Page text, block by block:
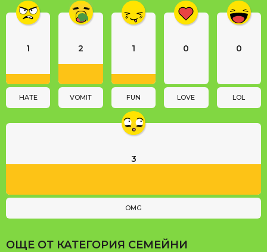
n
o
1
HATE
2
VOMIT
1
FUN
0
LOVE
0
LOL
3
OMG
ОЩЕ ОТ КАТЕГОРИЯ СЕМЕЙНИ